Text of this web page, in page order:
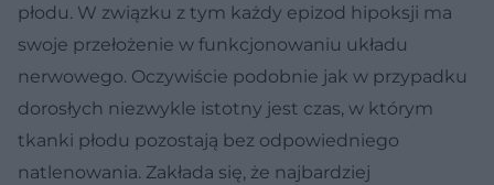
płodu. W związku z tym każdy epizod hipoksji ma
swoje przełożenie w funkcjonowaniu układu
nerwowego. Oczywiście podobnie jak w przypadku
dorosłych niezwykle istotny jest czas, w którym
tkanki płodu pozostają bez odpowiedniego
natlenowania. Zakłada się, że najbardziej